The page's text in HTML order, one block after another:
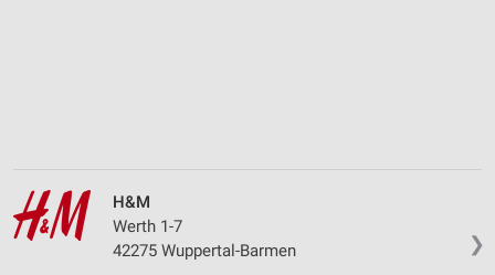
❯
H&M
Werth 1-7
42275 Wuppertal-Barmen